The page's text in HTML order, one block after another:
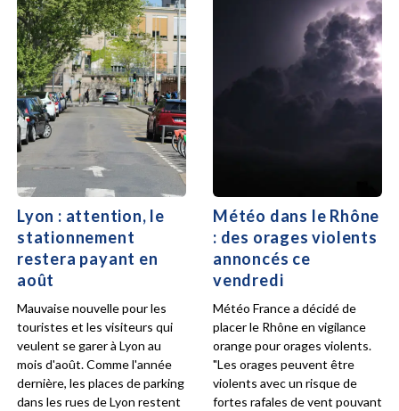
Lyon : attention, le
stationnement
restera payant en
août
Mauvaise nouvelle pour les
touristes et les visiteurs qui
veulent se garer à Lyon au
mois d'août. Comme l'année
dernière, les places de parking
dans les rues de Lyon restent
Météo dans le Rhône
: des orages violents
annoncés ce
vendredi
Météo France a décidé de
placer le Rhône en vigilance
orange pour orages violents.
"Les orages peuvent être
violents avec un risque de
fortes rafales de vent pouvant